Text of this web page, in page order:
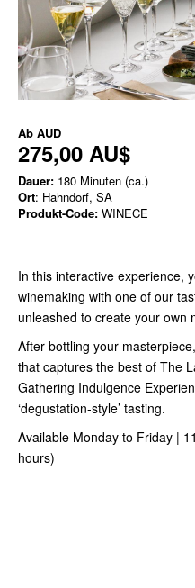
Ab AUD
275,00 AU$
Dauer: 180 Minuten (ca.)
Ort: Hahndorf, SA
Produkt-Code: WINECE
In this interactive experience,
winemaking with one of our
unleashed to create your own
After bottling your
that captures the best of The
Gathering Indulgence
‘degustation-style’ tasting.
Available Monday to Friday |
hours)